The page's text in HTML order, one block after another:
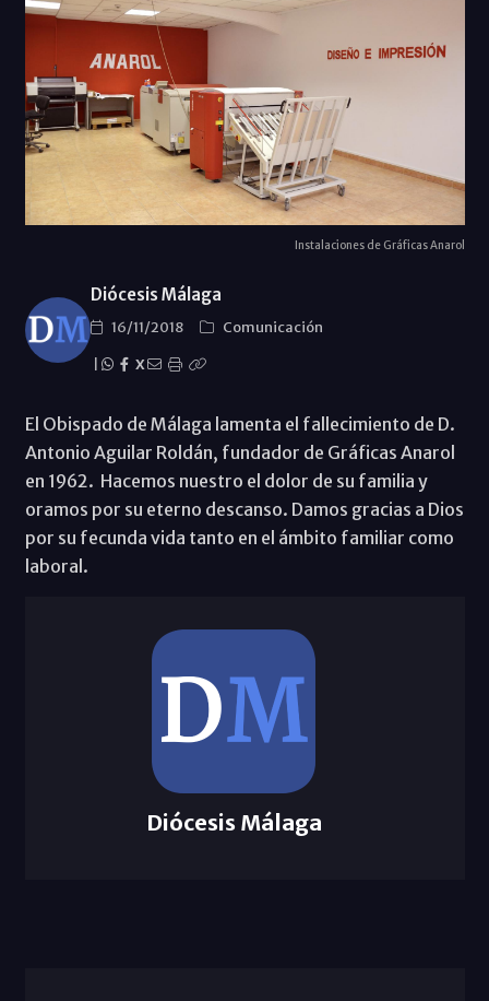
Instalaciones de Gráficas Anarol
Diócesis Málaga
16/11/2018
Comunicación
X
El Obispado de Málaga lamenta el fallecimiento de D.
Antonio Aguilar Roldán, fundador de Gráficas Anarol
en 1962. Hacemos nuestro el dolor de su familia y
oramos por su eterno descanso. Damos gracias a Dios
por su fecunda vida tanto en el ámbito familiar como
laboral.
Diócesis Málaga